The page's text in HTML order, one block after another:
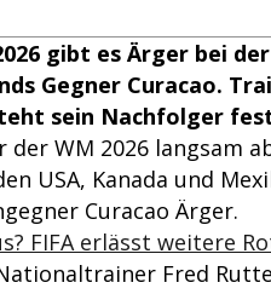
gibt es Ärger bei der
Gegner Curacao.
sein Nachfolger
WM 2026 langsam
USA, Kanada und
Curacao Ärger.
FIFA erlässt weitere
Fred